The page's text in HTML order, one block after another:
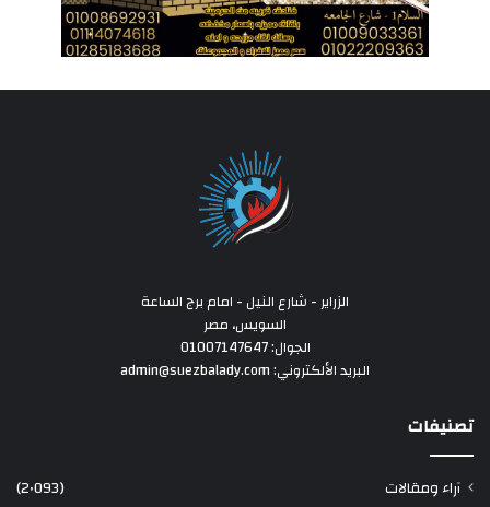
الزراير - شارع النيل - امام برج الساعة
السويس، مصر
الجوال: 01007147647
البريد الألكتروني: admin@suezbalady.com
تصنيفات
آراء ومقالات
(2٬093)